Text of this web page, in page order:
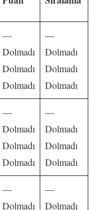
—
Dolmadı
Dolmadı
Dolmadı
—
Dolmadı
Dolmadı
Dolmadı
—
Dolmadı
Dolmadı
Dolmadı
—
Dolmadı
Dolmadı
Dolmadı
—
Dolmadı
—
Dolmadı